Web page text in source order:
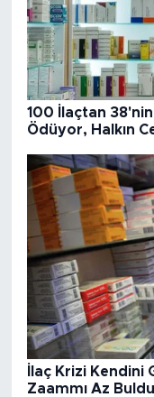
100 İlaçtan 38'nin
Ödüyor, Halkın
İlaç Krizi Kendini
Zaammı Az